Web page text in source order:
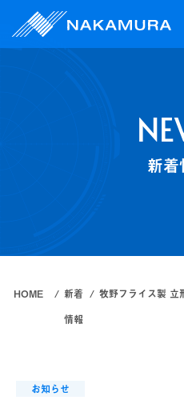
新着
HOME 新着
情報
牧野フライス製 立
お知らせ